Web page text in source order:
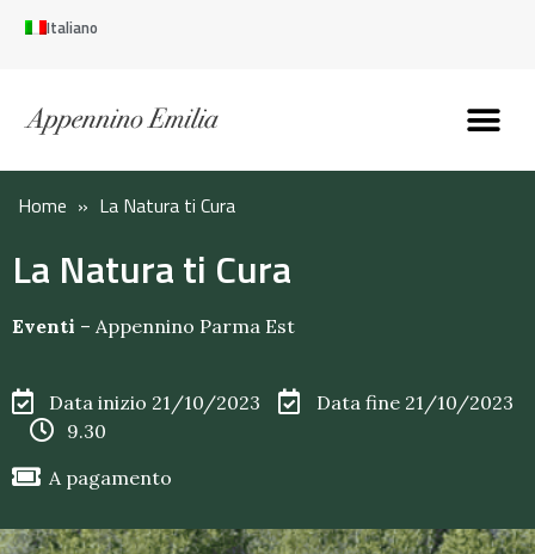
Italiano
Home » La Natura ti Cura
La Natura ti Cura
Eventi – Appennino Parma Est
Data inizio 21/10/2023
Data fine 21/10/2023
9.30
A pagamento